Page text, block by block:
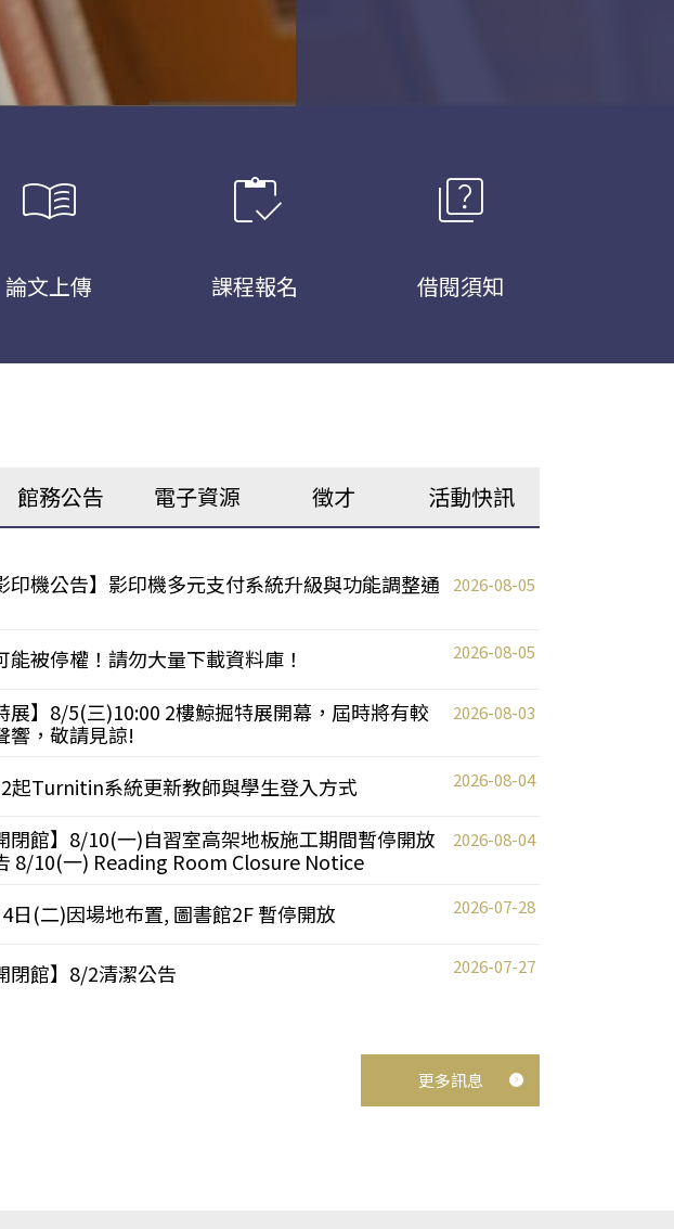
menu_book
論文上傳
inventory
課程報名
quiz
借閱須知
館務公告 電子資源 徵才 活動快訊
印機公告】影印機多元支付系統升級與功能調整通
2026-08-05
能被停權！請勿大量下載資料庫！ 2026-08-05
展】8/5(三)10:00 2樓鯨掘特展開幕，屆時將有較
響，敬請見諒!
2026-08-03
起Turnitin系統更新教師與學生登入方式 2026-08-04
閉館】8/10(一)自習室高架地板施工期間暫停開放
8/10(一) Reading Room Closure Notice
2026-08-04
日(二)因場地布置, 圖書館2F 暫停開放 2026-07-28
閉館】8/2清潔公告 2026-07-27
更多訊息